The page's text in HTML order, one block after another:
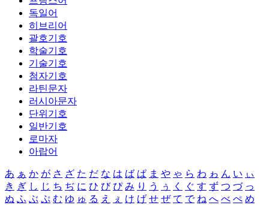
독일어
히브리어
괄호기호
학술기호
기술기호
첨자기호
라틴문자
러시아문자
단위기호
일반기호
로마자
아랍어
あ ぁ か が さ ざ た だ な は ば ぱ ま や ゃ ら わ ゎ ん い ぃ
き ぎ し じ ち ぢ に ひ び ぴ み り う ぅ く ぐ す ず つ づ っ
ぬ ふ ぶ ぷ む ゆ ゅ る え ぇ け げ せ ぜ て で ね へ べ ぺ め